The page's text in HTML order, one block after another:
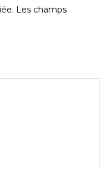
Les champs